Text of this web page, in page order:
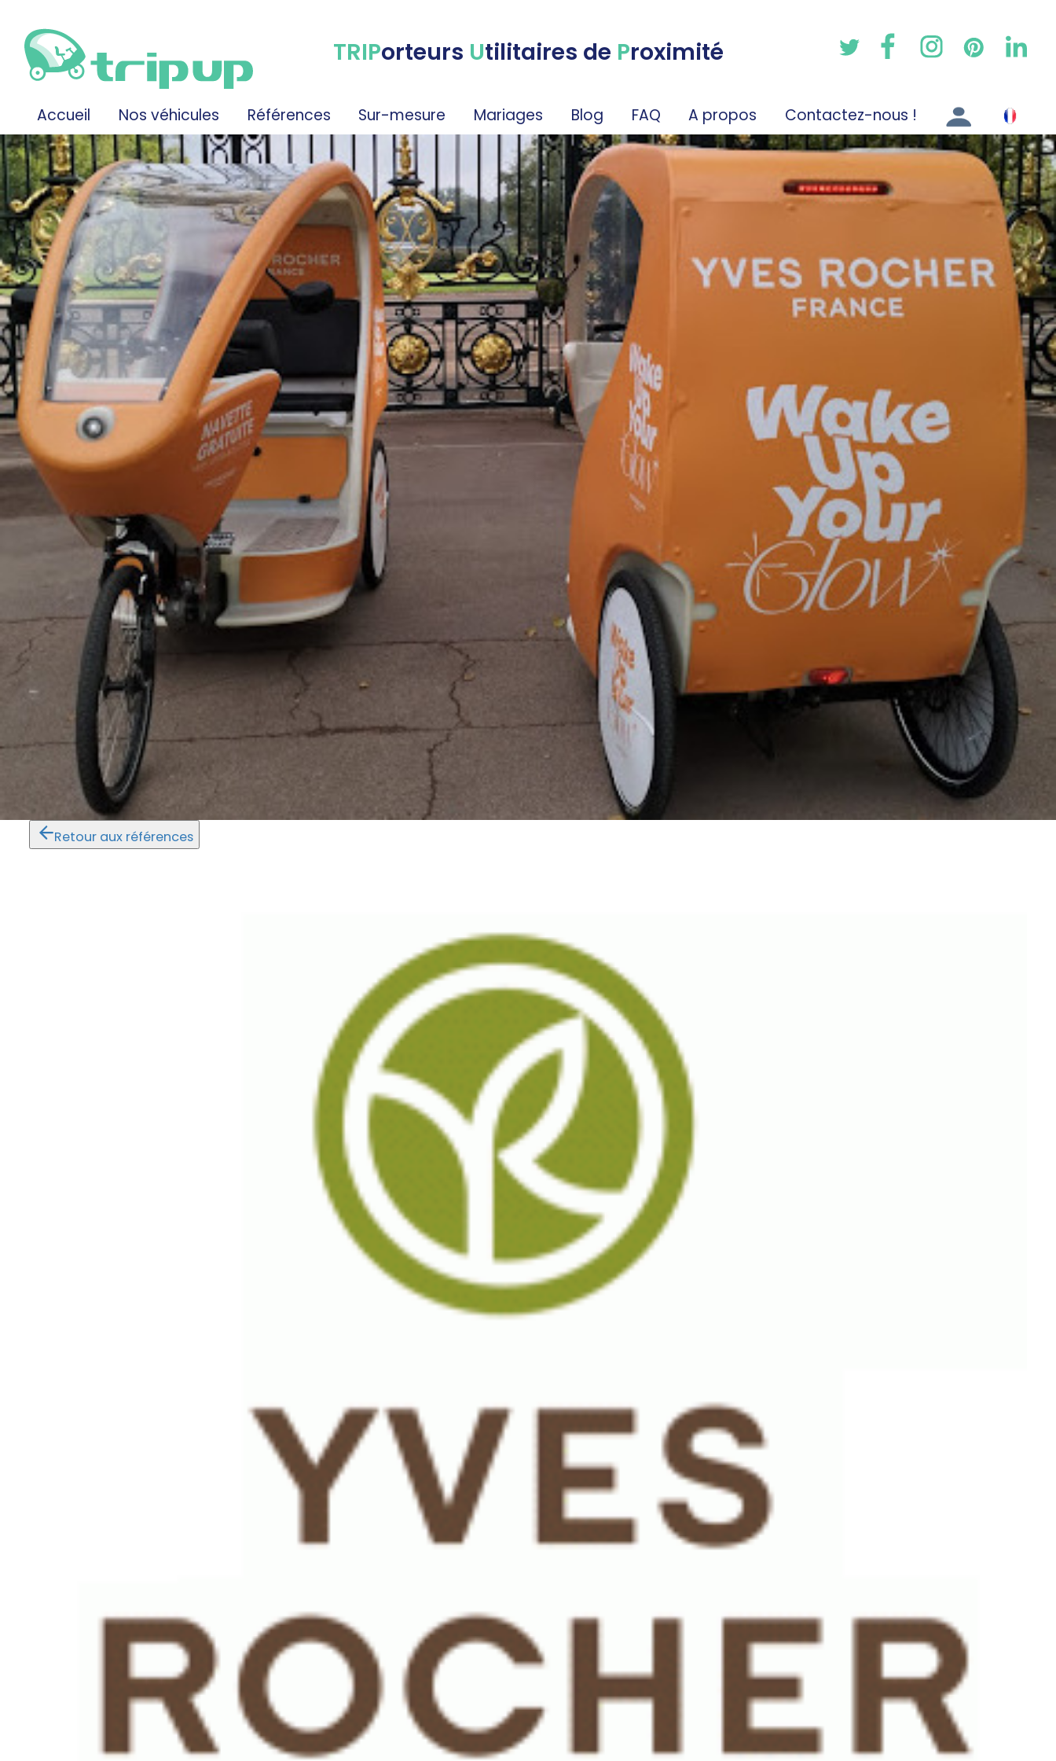
TRIPorteurs Utilitaires de Proximité
Accueil Nos véhicules Références Sur-mesure Mariages Blog FAQ A propos Contactez-nous !
Retour aux références